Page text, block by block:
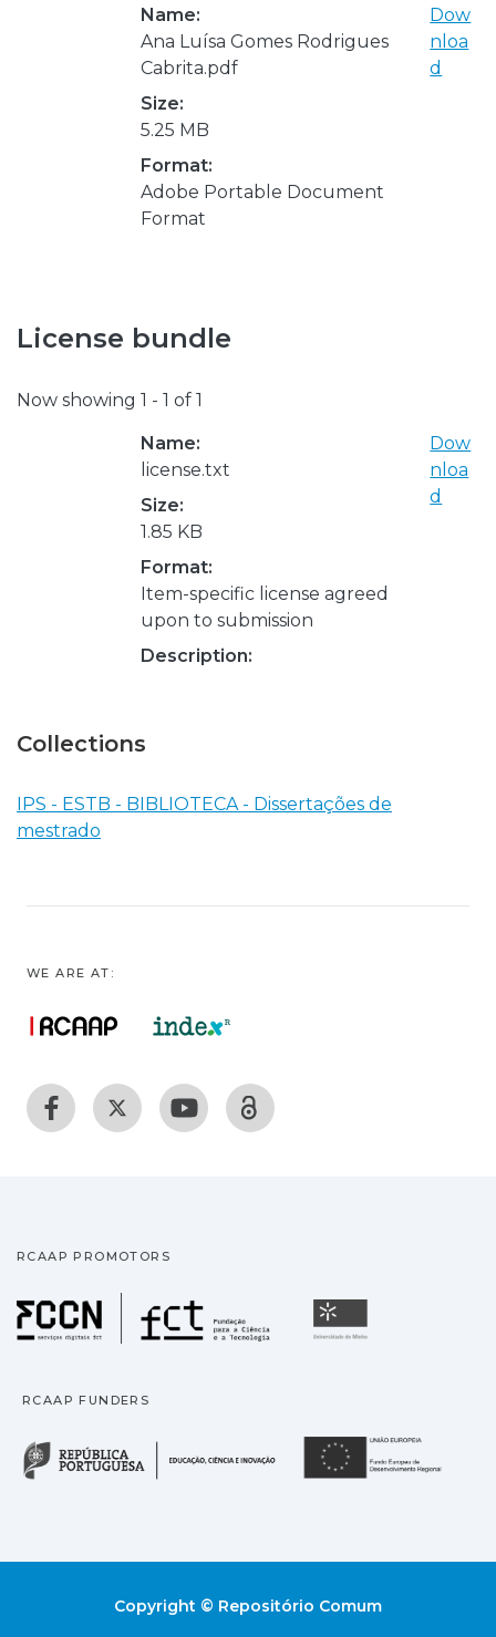
Name:
Ana Luísa Gomes Rodrigues
Cabrita.pdf
Size:
5.25 MB
Format:
Adobe Portable Document
Format
Dow
nloa
d
License bundle
Now showing 1 - 1 of 1
Name:
license.txt
Size:
1.85 KB
Format:
Item-specific license agreed
upon to submission
Description:
Dow
nloa
d
Collections
IPS - ESTB - BIBLIOTECA - Dissertações de
mestrado
WE ARE AT:
RCAAP PROMOTORS
Fundação para a
RCAAP FUNDERS
República Portuguesa
Copyright © Repositório Comum